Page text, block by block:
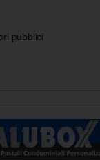
pubblici